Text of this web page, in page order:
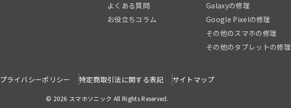
よくある質問
お役立ちコラム
Galaxyの修理
Google Pixelの修理
その他のスマホの修理
その他のタブレットの修理
プライバシーポリシー 特定商取引法に関する表記 サイトマップ
© 2026 スマホソニック All Rights Reserved.